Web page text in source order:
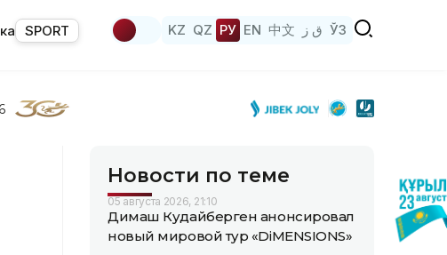
SPORT KZ QZ РУ EN 中文 ق ز ЎЗ
Новости по теме
05 августа 2026, 21:10
Димаш Кудайберген анонсировал
новый мировой тур «DiMENSIONS»